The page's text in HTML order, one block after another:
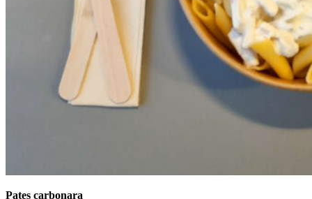
Pates carbonara